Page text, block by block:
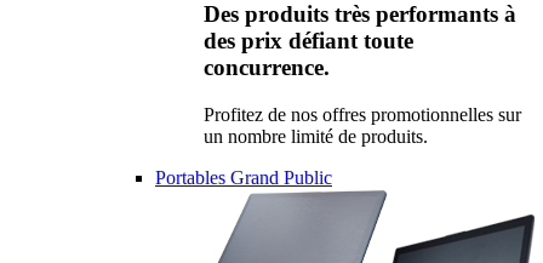
Des produits très performants à
des prix défiant toute
concurrence.
Profitez de nos offres promotionnelles sur
un nombre limité de produits.
Portables Grand Public